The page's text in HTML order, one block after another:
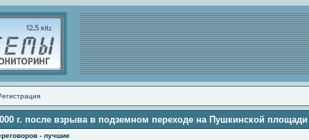
г. после взрыва в подземном переходе на Пушкинской площади
- лучшие